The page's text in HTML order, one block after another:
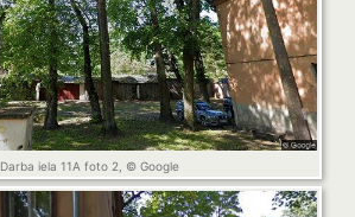
Darba iela 11A foto 2, © Google